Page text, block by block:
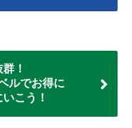
！
ルでお得に
こう！